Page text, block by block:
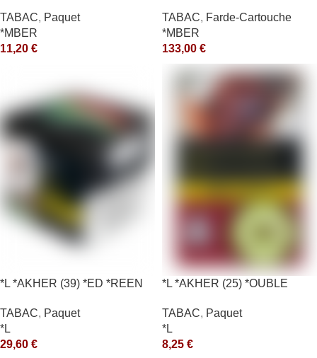
TABAC, Paquet
*MBER
11,20 €
TABAC, Farde-Cartouche
*MBER
133,00 €
*L *AKHER (39) *ED *REEN
TABAC, Paquet
*L
29,60 €
*L *AKHER (25) *OUBLE
TABAC, Paquet
*L
8,25 €